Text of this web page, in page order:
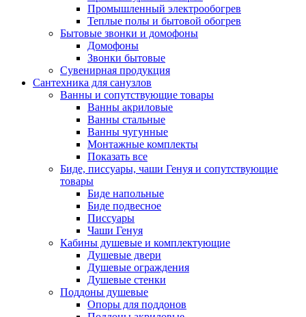
Промышленный электрообогрев
Теплые полы и бытовой обогрев
Бытовые звонки и домофоны
Домофоны
Звонки бытовые
Сувенирная продукция
Сантехника для санузлов
Ванны и сопутствующие товары
Ванны акриловые
Ванны стальные
Ванны чугунные
Монтажные комплекты
Показать все
Биде, писсуары, чаши Генуя и сопутствующие
товары
Биде напольные
Биде подвесное
Писсуары
Чаши Генуя
Кабины душевые и комплектующие
Душевые двери
Душевые ограждения
Душевые стенки
Поддоны душевые
Опоры для поддонов